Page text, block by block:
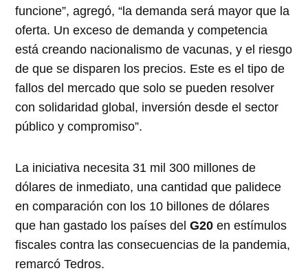
funcione”, agregó, “la demanda será mayor que la
oferta. Un exceso de demanda y competencia
está creando nacionalismo de vacunas, y el riesgo
de que se disparen los precios. Este es el tipo de
fallos del mercado que solo se pueden resolver
con solidaridad global, inversión desde el sector
público y compromiso”.
La iniciativa necesita 31 mil 300 millones de
dólares de inmediato, una cantidad que palidece
en comparación con los 10 billones de dólares
que han gastado los países del G20 en estímulos
fiscales contra las consecuencias de la pandemia,
remarcó Tedros.